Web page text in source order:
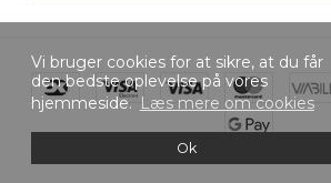
Vi bruger cookies for at sikre, at du får
den bedste oplevelse på vores
hjemmeside. Læs mere om cookies
Ok
Skabt med ♥ af